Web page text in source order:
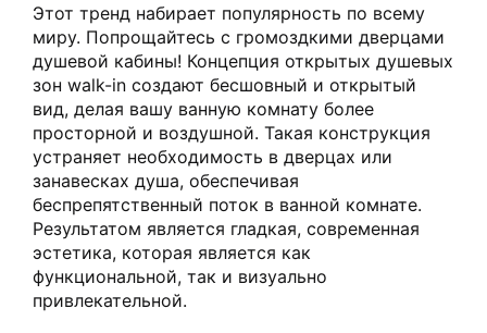
Этот тренд набирает популярность по всему
миру. Попрощайтесь с громоздкими дверцами
душевой кабины! Концепция открытых душевых
зон walk-in создают бесшовный и открытый
вид, делая вашу ванную комнату более
просторной и воздушной. Такая конструкция
устраняет необходимость в дверцах или
занавесках душа, обеспечивая
беспрепятственный поток в ванной комнате.
Результатом является гладкая, современная
эстетика, которая является как
функциональной, так и визуально
привлекательной.